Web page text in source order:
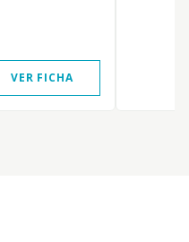
VER FICHA